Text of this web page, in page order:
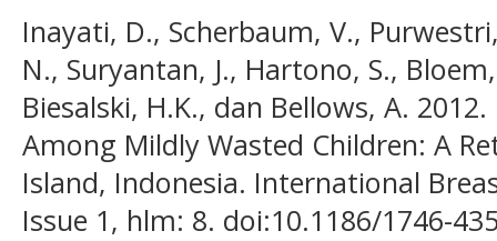
Inayati, D., Scherbaum, V.,
N., Suryantan, J., Hartono, S.,
Biesalski, H.K., dan Bellows, A.
Among Mildly Wasted Children: A
Island, Indonesia. International
Issue 1, hlm: 8. doi:10.1186/1746-